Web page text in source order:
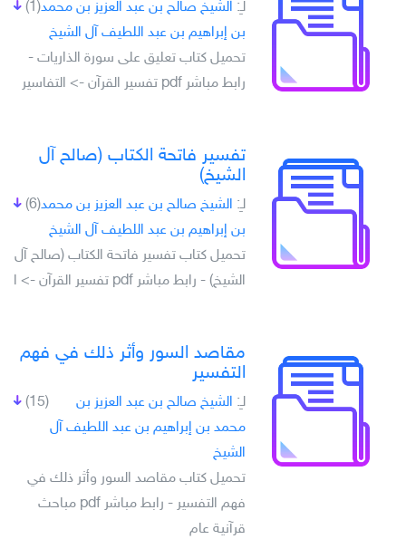
(1) لـِ: الشيخ صالح بن عبد العزيز بن محمد
بن إبراهيم بن عبد اللطيف آل الشيخ
تحميل كتاب تعليق على سورة الذاريات -
رابط مباشر pdf تفسير القرآن -> التفاسير
تفسير فاتحة الكتاب (صالح آل
الشيخ)
(6) لـِ: الشيخ صالح بن عبد العزيز بن محمد
بن إبراهيم بن عبد اللطيف آل الشيخ
تحميل كتاب تفسير فاتحة الكتاب (صالح آل
الشيخ) - رابط مباشر pdf تفسير القرآن -> ا
مقاصد السور وأثر ذلك في فهم
التفسير
(15) لـِ: الشيخ صالح بن عبد العزيز بن
محمد بن إبراهيم بن عبد اللطيف آل
الشيخ
تحميل كتاب مقاصد السور وأثر ذلك في
فهم التفسير - رابط مباشر pdf مباحث
قرآنية عام